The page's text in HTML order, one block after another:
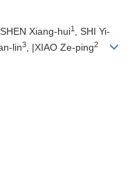
, SHEN Xiang-hui1
, SHI Yi-
lin3 , |XIAO Ze-ping2